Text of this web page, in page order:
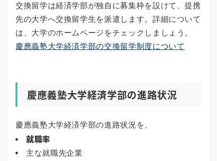
交換留学は経済学部が独自に募集枠を設けて、提携
先の大学へ交換留学生を派遣します。詳細について
は、大学のホームページをチェックしましょう。
慶應義塾大学経済学部の交換留学制度について
慶應義塾大学経済学部の進路状況
慶應義塾大学経済学部の進路状況を、
就職率
主な就職先企業